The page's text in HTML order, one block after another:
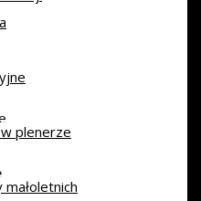
plenerze